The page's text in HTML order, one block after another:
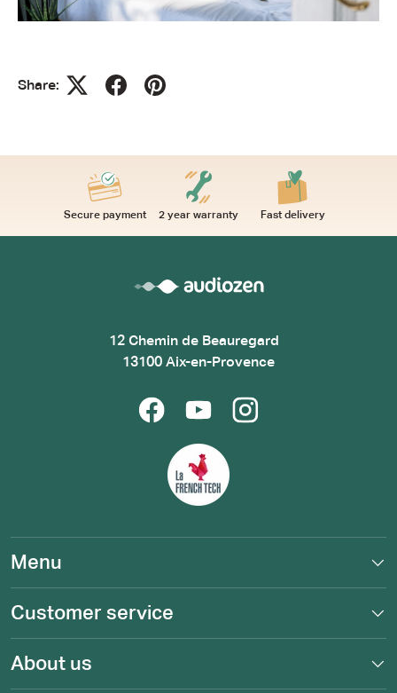
Share:
Secure payment 2 year warranty Fast delivery
12 Chemin de Beauregard
13100 Aix-en-Provence
FacebookYouTubeInstagram
Menu
Customer service
About us